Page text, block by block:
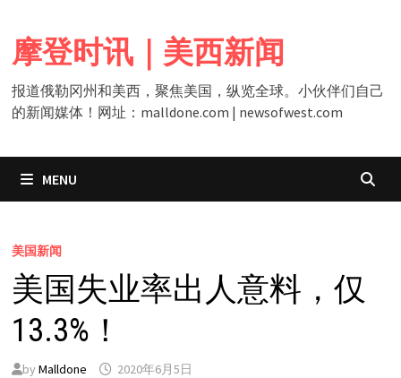
content
摩登时讯｜美西新闻
报道俄勒冈州和美西，聚焦美国，纵览全球。小伙伴们自己
的新闻媒体！网址：malldone.com | newsofwest.com
MENU
美国新闻
美国失业率出人意料，仅
13.3%！
by Malldone 2020年6月5日